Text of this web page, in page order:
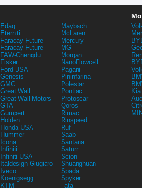
Edag
Eterniti
Faraday Future
Faraday Future
FAW-Chengdu
Fisker
Ford USA
Genesis
GMC
Great Wall
Great Wall Motors
GTA
Gumpert
Holden
Honda USA
Hummer
Icona
Infiniti
Infiniti USA
Italdesign Giugiaro
Iveco
Koenigsegg
KTM
Maybach
McLaren
Mercury
MG
Morgan
NanoFlowcell
Pagani
Pininfarina
Polestar
Pontiac
Protoscar
Qoros
Rimac
Rinspeed
Ruf
Saab
Santana
Saturn
Scion
Shuanghuan
Spada
Spyker
Tata